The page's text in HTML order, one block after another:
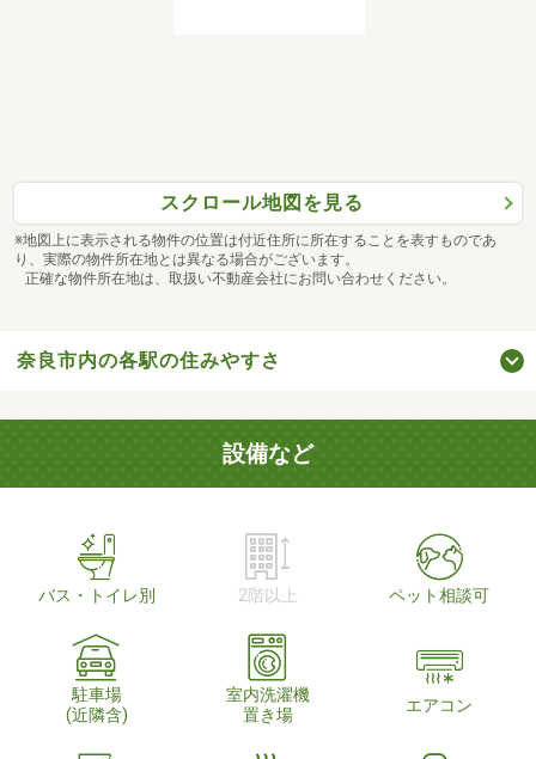
スクロール地図を見る
※地図上に表示される物件の位置は付近住所に所在することを表すものであ
り、実際の物件所在地とは異なる場合がございます。
正確な物件所在地は、取扱い不動産会社にお問い合わせください。
奈良市内の各駅の住みやすさ
設備など
バス・トイレ別 2階以上 ペット相談可
駐車場
(近隣含)
室内洗濯機
置き場
エアコン